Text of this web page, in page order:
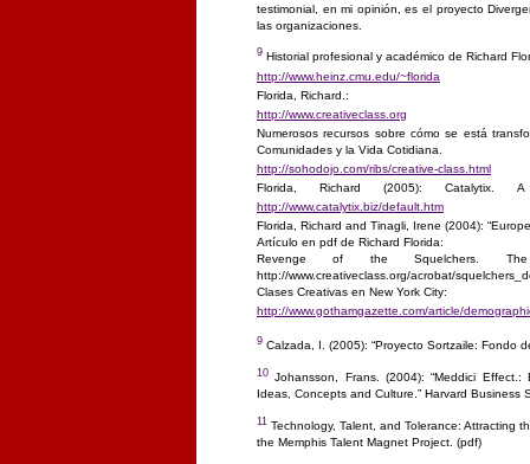
testimonial, en mi opinión, es el proyecto
las organizaciones.
9 Historial profesional y académico de Richard
http://www.heinz.cmu.edu/~florida
Florida, Richard.:
http://www.creativeclass.org
Numerosos recursos sobre cómo se está
Comunidades y la Vida Cotidiana.
http://sohodojo.com/ribs/creative-class.html
Florida, Richard (2005): Catalytix.
http://www.catalytix.biz/default.htm
Florida, Richard and Tinagli, Irene (2004):
Artículo en pdf de Richard Florida:
Revenge of the Squelchers.
http://www.creativeclass.org/acrobat/
Clases Creativas en New York City:
http://www.gothamgazette.com/article/
9 Calzada, I. (2005): “Proyecto Sortzaile: Fondo
10 Johansson, Frans. (2004): “Meddici
Ideas, Concepts and Culture.” Harvard Business
11 Technology, Talent, and Tolerance: Attracting
the Memphis Talent Magnet Project. (pdf)